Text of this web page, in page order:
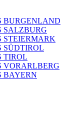
BURGENLAND
SALZBURG
STEIERMARK
SÜDTIROL
TIROL
VORARLBERG
BAYERN